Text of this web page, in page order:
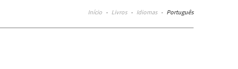
Início - Livros - Idiomas - Português